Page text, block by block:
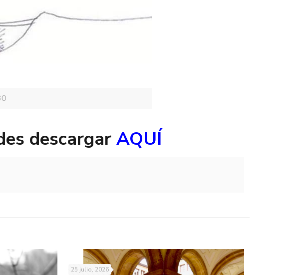
descargarAQUÍ
25 julio, 2026